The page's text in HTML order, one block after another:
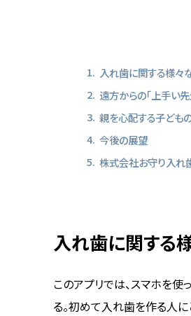
入れ歯に関する様々
遠方からの「上手い
親を心配する子ども
今後の展望
株式会社お守り入れ
入れ歯に関する
このアプリでは、スマホを
る。初めて入れ歯を作る人